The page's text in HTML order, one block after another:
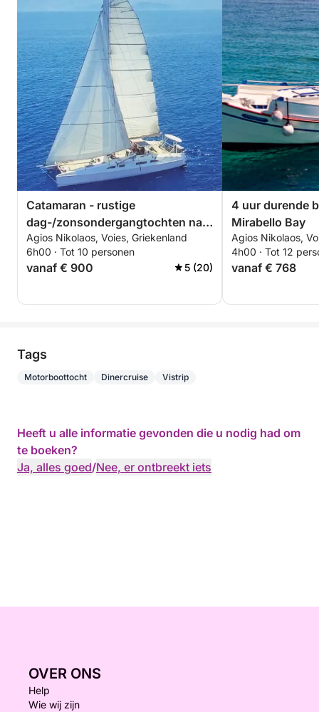
Catamaran - rustige
dag-/zonsondergangtochten naar
een verborgen blauwe lagune.
Agios Nikolaos, Voies, Griekenland
6h00 · Tot 10 personen
vanaf € 900 5 (20)
4 uur durende
Mirabello Bay
Agios Nikolaos,
4h00 · Tot 12
vanaf € 768
Tags
Motorboottocht Dinercruise Vistrip
Heeft u alle informatie gevonden die u nodig had om
te boeken?
Ja, alles goed/Nee, er ontbreekt iets
OVER ONS
Help
Wie wij zijn